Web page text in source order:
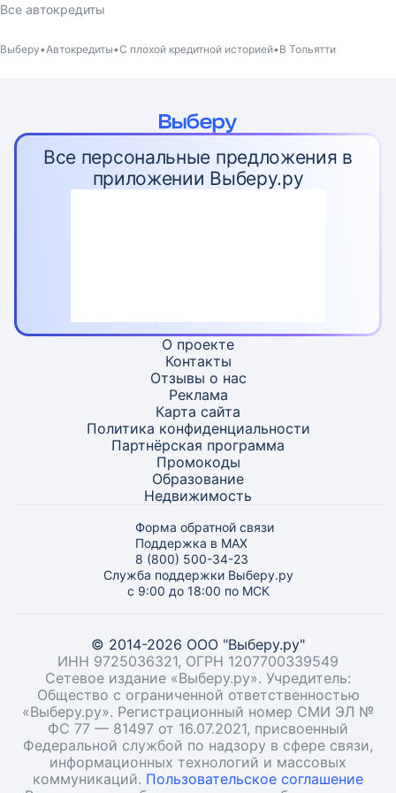
Все автокредиты
Выберу Автокредиты С плохой кредитной историей В Тольятти
Все персональные предложения в
приложении Выберу.ру
О проекте
Контакты
Отзывы о нас
Реклама
Карта сайта
Политика конфиденциальности
Партнёрская программа
Промокоды
Образование
Недвижимость
Форма обратной связи
Поддержка в MAX
8 (800) 500-34-23
Служба поддержки Выберу.ру
с 9:00 до 18:00 по МСК
© 2014-2026 ООО "Выберу.ру"
ИНН 9725036321, ОГРН 1207700339549
Сетевое издание «Выберу.ру». Учредитель:
Общество с ограниченной ответственностью
«Выберу.ру». Регистрационный номер СМИ ЭЛ №
ФС 77 — 81497 от 16.07.2021, присвоенный
Федеральной службой по надзору в сфере связи,
информационных технологий и массовых
коммуникаций. Пользовательское соглашение